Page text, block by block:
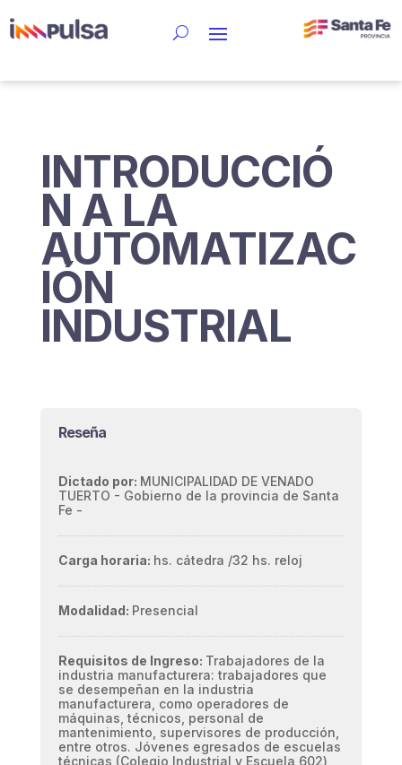
INTRODUCCIÓ
N A LA
AUTOMATIZAC
IÓN
INDUSTRIAL
Reseña
Dictado por: MUNICIPALIDAD DE VENADO
TUERTO - Gobierno de la provincia de Santa
Fe -
Carga horaria: hs. cátedra /32 hs. reloj
Modalidad: Presencial
Requisitos de Ingreso: Trabajadores de la
industria manufacturera: trabajadores que
se desempeñan en la industria
manufacturera, como operadores de
máquinas, técnicos, personal de
mantenimiento, supervisores de producción,
entre otros. Jóvenes egresados de escuelas
técnicas (Colegio Industrial y Escuela 602)